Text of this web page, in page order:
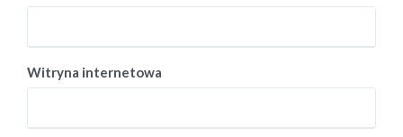
Witryna internetowa